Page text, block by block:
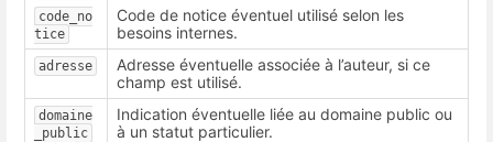
code_no
tice
Code de notice éventuel utilisé selon les
besoins internes.
adresse
Adresse éventuelle associée à l’auteur, si ce
champ est utilisé.
domaine
_public
Indication éventuelle liée au domaine public ou
à un statut particulier.